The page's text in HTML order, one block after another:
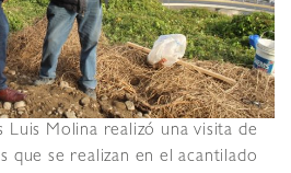
Luis Molina realizó una visita de
que se realizan en el acantilado